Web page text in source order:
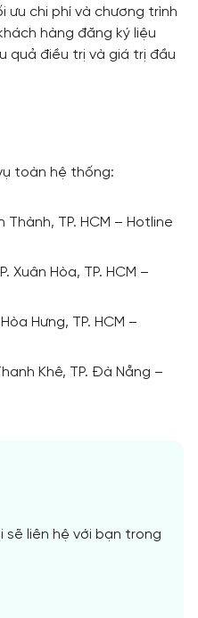
ưu chi phí và chương trình
hàng đăng ký liệu
quả điều trị và giá trị đầu
toàn hệ thống:
Thành, TP. HCM – Hotline
Xuân Hòa, TP. HCM –
Hưng, TP. HCM –
Khê, TP. Đà Nẵng –
liên hệ với bạn trong